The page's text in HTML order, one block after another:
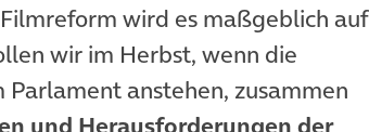
wird es maßgeblich auf
wir im Herbst, wenn die
Parlament anstehen, zusammen
und Herausforderungen der